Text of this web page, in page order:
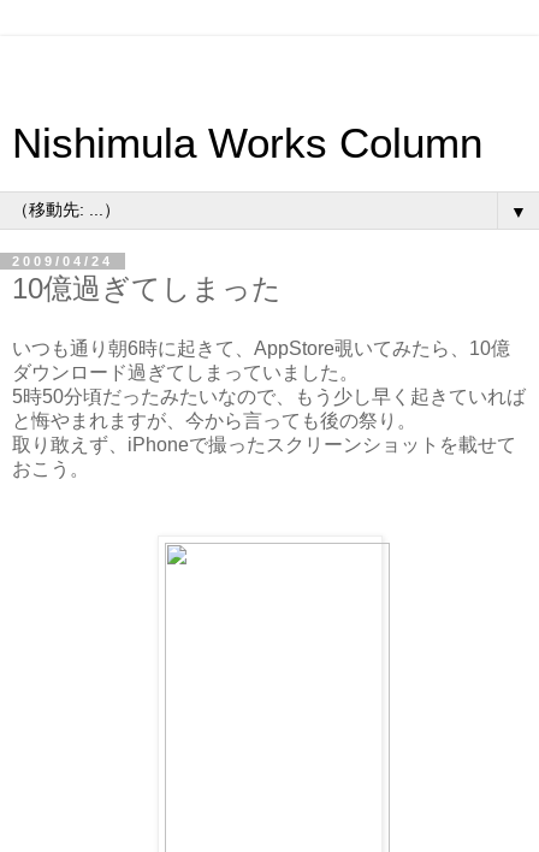
Nishimula Works Column
▼
2009/04/24
10億過ぎてしまった
いつも通り朝6時に起きて、AppStore覗いてみたら、10億
ダウンロード過ぎてしまっていました。
5時50分頃だったみたいなので、もう少し早く起きていれば
と悔やまれますが、今から言っても後の祭り。
取り敢えず、iPhoneで撮ったスクリーンショットを載せて
おこう。